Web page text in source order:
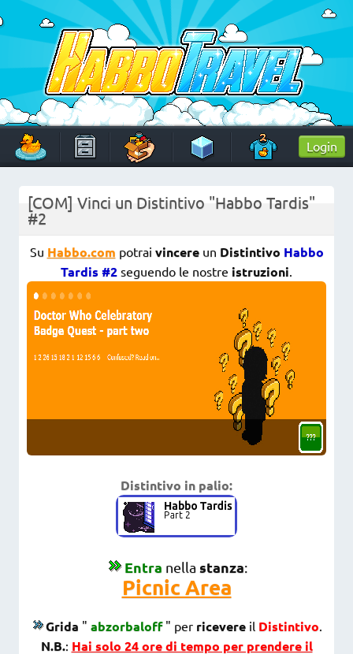
Skip
to
content
HabboTravel
Un viaggio di pixel!
Login
[COM] Vinci un Distintivo "Habbo Tardis"
#2
Su Habbo.com potrai vincereun Distintivo Habbo
Tardis #2 seguendo le nostre istruzioni.
Distintivo in palio:
Entra nella stanza:
Picnic Area
Grida " abzorbaloff " per ricevereil Distintivo.
N.B.: Hai solo 24 ore di tempo per prendere il